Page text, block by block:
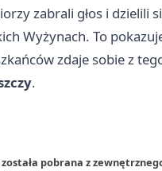
zabrali głos i dzielili
Wyżynach. To
zdaje sobie z
.
pobrana z